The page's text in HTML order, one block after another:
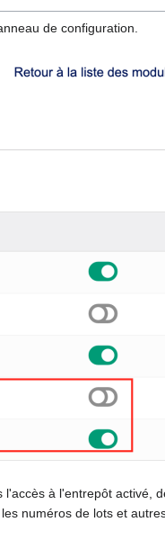
de configuration.
à l'entrepôt activé,
numéros de lots et